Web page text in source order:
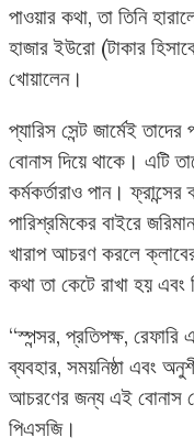
পাওয়ার কথা, তা তিনি
হাজার ইউরো (টাকার
খোয়ালেন।
প্যারিস সেন্ট জার্মেই
বোনাস দিয়ে থাকে। এটি
কর্মকর্তারাও পান। ফ্রান্সের
পারিশ্রমিকের বাইরে
খারাপ আচরণ করলে
কথা তা কেটে রাখা হয় এবং
“স্পন্সর, প্রতিপক্ষ, রেফারি
ব্যবহার, সময়নিষ্ঠা এবং
আচরণের জন্য এই বোনাস
পিএসজি।